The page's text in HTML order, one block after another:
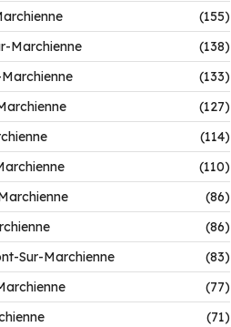
(155)
Marchienne
(138)
(133)
(127)
(114)
(110)
(86)
(86)
Sur-Marchienne
(83)
(77)
(71)